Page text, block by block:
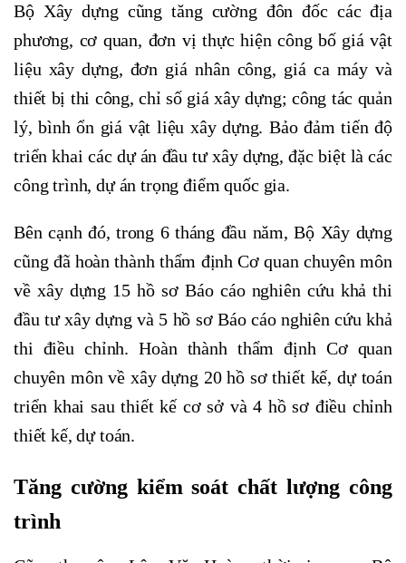
Bộ Xây dựng cũng tăng cường đôn đốc các địa
phương, cơ quan, đơn vị thực hiện công bố giá vật
liệu xây dựng, đơn giá nhân công, giá ca máy và
thiết bị thi công, chỉ số giá xây dựng; công tác quản
lý, bình ổn giá vật liệu xây dựng. Bảo đảm tiến độ
triển khai các dự án đầu tư xây dựng, đặc biệt là các
công trình, dự án trọng điểm quốc gia.
Bên cạnh đó, trong 6 tháng đầu năm, Bộ Xây dựng
cũng đã hoàn thành thẩm định Cơ quan chuyên môn
về xây dựng 15 hồ sơ Báo cáo nghiên cứu khả thi
đầu tư xây dựng và 5 hồ sơ Báo cáo nghiên cứu khả
thi điều chỉnh. Hoàn thành thẩm định Cơ quan
chuyên môn về xây dựng 20 hồ sơ thiết kế, dự toán
triển khai sau thiết kế cơ sở và 4 hồ sơ điều chỉnh
thiết kế, dự toán.
Tăng cường kiểm soát chất lượng công
trình